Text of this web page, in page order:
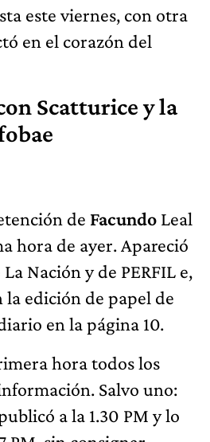
este viernes, con otra
en el corazón del
Scatturice y la
de Facundo Leal
hora de ayer. Apareció
Nación y de PERFIL e,
la edición de papel de
en la página 10.
hora todos los
Salvo uno:
a la 1.30 PM y lo